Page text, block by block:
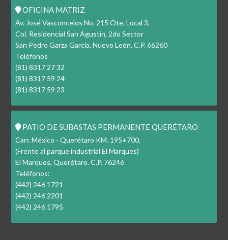
OFICINA MATRIZ
Av. José Vasconcelos No. 215 Ote, Local 3,
Col. Residencial San Agustin, 2do Sector
San Pedro Garza García, Nuevo León. C.P. 66260
Teléfonos
(81) 8317 27 32
(81) 8317 59 24
(81) 8317 59 23
PATIO DE SUBASTAS PERMANENTE QUERÉTARO
Carr. México - Querétaro KM. 195+700,
(Frente al parque industrial El Marques)
El Marques, Querétaro. C.P. 76246
Teléfonos:
(442) 246 1721
(442) 246 2201
(442) 246 1795